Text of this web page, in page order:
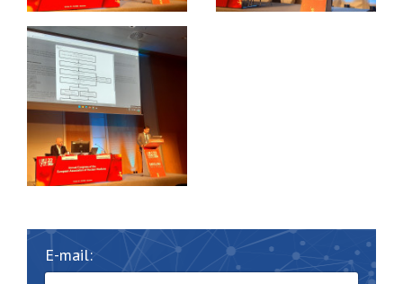
E-mail: